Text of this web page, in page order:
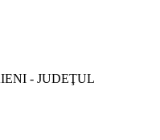
- JUDEŢUL